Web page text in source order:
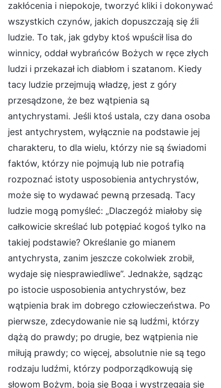
zakłócenia i niepokoje, tworzyć kliki i dokonywać
wszystkich czynów, jakich dopuszczają się źli
ludzie. To tak, jak gdyby ktoś wpuścił lisa do
winnicy, oddał wybrańców Bożych w ręce złych
ludzi i przekazał ich diabłom i szatanom. Kiedy
tacy ludzie przejmują władzę, jest z góry
przesądzone, że bez wątpienia są
antychrystami. Jeśli ktoś ustala, czy dana osoba
jest antychrystem, wyłącznie na podstawie jej
charakteru, to dla wielu, którzy nie są świadomi
faktów, którzy nie pojmują lub nie potrafią
rozpoznać istoty usposobienia antychrystów,
może się to wydawać pewną przesadą. Tacy
ludzie mogą pomyśleć: „Dlaczegóż miałoby się
całkowicie skreślać lub potępiać kogoś tylko na
takiej podstawie? Określanie go mianem
antychrysta, zanim jeszcze cokolwiek zrobił,
wydaje się niesprawiedliwe”. Jednakże, sądząc
po istocie usposobienia antychrystów, bez
wątpienia brak im dobrego człowieczeństwa. Po
pierwsze, zdecydowanie nie są ludźmi, którzy
dążą do prawdy; po drugie, bez wątpienia nie
miłują prawdy; co więcej, absolutnie nie są tego
rodzaju ludźmi, którzy podporządkowują się
słowom Bożym, boją się Boga i wystrzegają się